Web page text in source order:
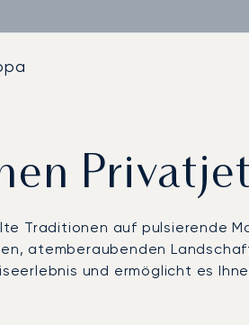
Traditionen auf pulsierende
atemberaubenden
und ermöglicht es